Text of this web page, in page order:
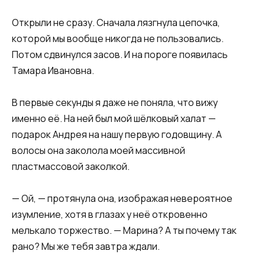
Открыли не сразу. Сначала лязгнула цепочка,
которой мы вообще никогда не пользовались.
Потом сдвинулся засов. И на пороге появилась
Тамара Ивановна.
В первые секунды я даже не поняла, что вижу
именно её. На ней был мой шёлковый халат —
подарок Андрея на нашу первую годовщину. А
волосы она заколола моей массивной
пластмассовой заколкой.
— Ой, — протянула она, изображая невероятное
изумление, хотя в глазах у неё откровенно
мелькало торжество. — Марина? А ты почему так
рано? Мы же тебя завтра ждали.